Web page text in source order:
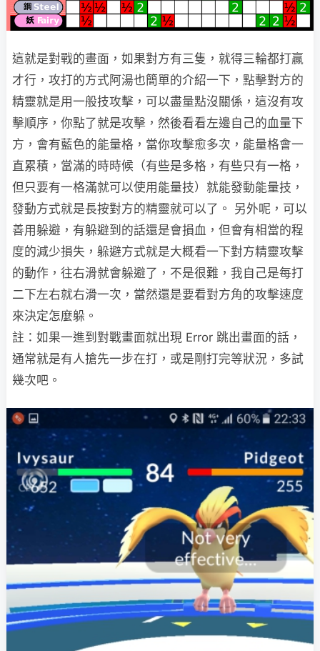
這就是對戰的畫面，如果對方有三隻，就得三輪都打贏
才行，攻打的方式阿湯也簡單的介紹一下，點擊對方的
精靈就是用一般技攻擊，可以盡量點沒關係，這沒有攻
擊順序，你點了就是攻擊，然後看看左邊自己的血量下
方，會有藍色的能量格，當你攻擊愈多次，能量格會一
直累積，當滿的時時候（有些是多格，有些只有一格，
但只要有一格滿就可以使用能量技）就能發動能量技，
發動方式就是長按對方的精靈就可以了。 另外呢，可以
善用躲避，有躲避到的話還是會損血，但會有相當的程
度的減少損失，躲避方式就是大概看一下對方精靈攻擊
的動作，往右滑就會躲避了，不是很難，我自己是每打
二下左右就右滑一次，當然還是要看對方角的攻擊速度
來決定怎麼躲。
註：如果一進到對戰畫面就出現 Error 跳出畫面的話，
通常就是有人搶先一步在打，或是剛打完等狀況，多試
幾次吧。